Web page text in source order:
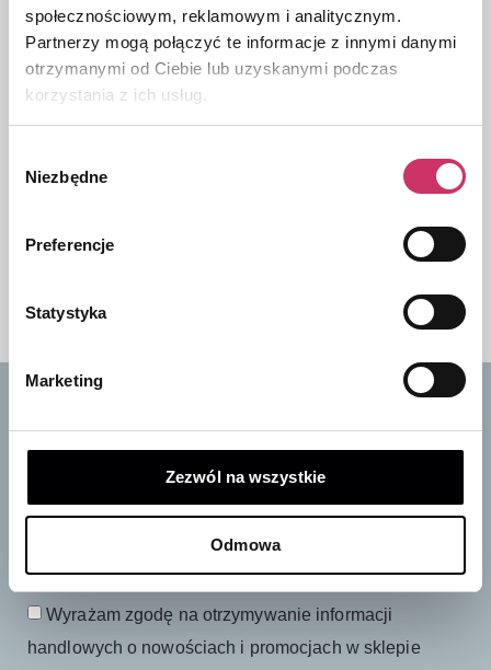
społecznościowym, reklamowym i analitycznym.
Partnerzy mogą połączyć te informacje z innymi danymi
otrzymanymi od Ciebie lub uzyskanymi podczas
korzystania z ich usług.
zgody
Niezbędne
Preferencje
Statystyka
Marketing
Zezwól na wszystkie
Odmowa
Ostatnio oglądane
samochód Kia EV3
Picanto 2018 - 2024
Bądź na bieżąco ze wszystkimi nowościami i
promocjami!
Wyrażam zgodę na otrzymywanie informacji
handlowych o nowościach i promocjach w sklepie